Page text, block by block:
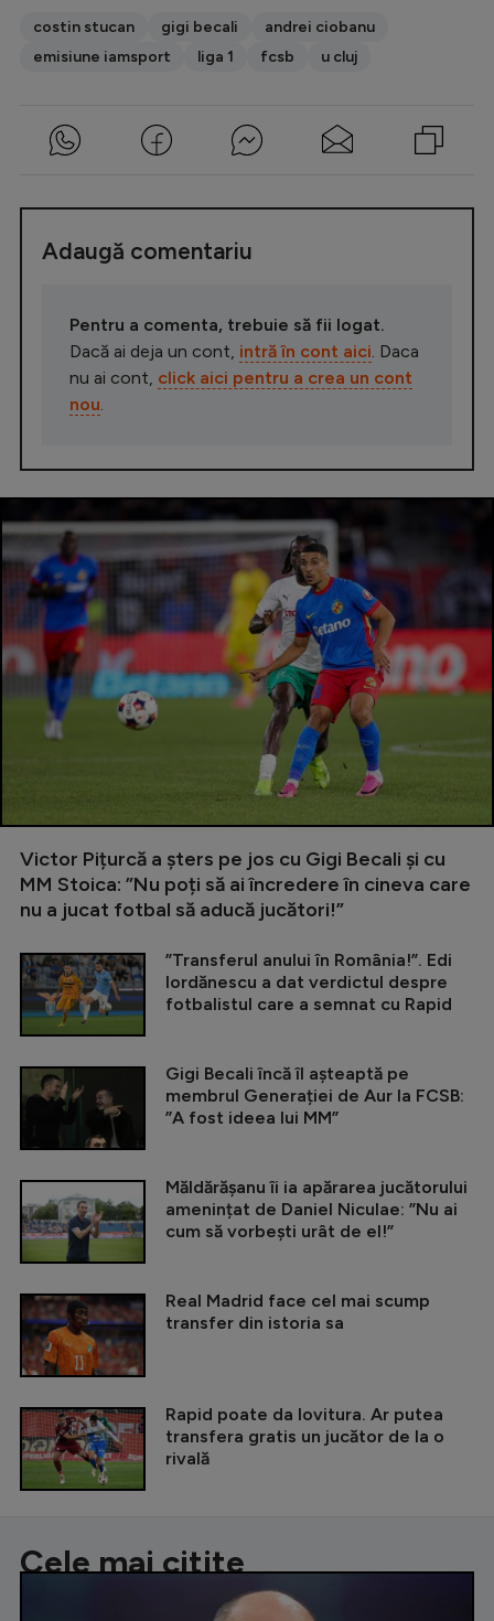
costin stucan gigi becali
andrei ciobanu
emisiune iamsport
liga 1 fcsb u cluj
Adaugă comentariu
Pentru a comenta, trebuie să fii logat.
Dacă ai deja un cont, intră în cont aici. Daca
nu ai cont, click aici pentru a crea un cont
nou.
Victor Pițurcă a șters pe jos cu Gigi Becali și cu
MM Stoica: ”Nu poți să ai încredere în cineva care
nu a jucat fotbal să aducă jucători!”
”Transferul anului în România!”. Edi
Iordănescu a dat verdictul despre
fotbalistul care a semnat cu Rapid
Gigi Becali încă îl așteaptă pe
membrul Generației de Aur la FCSB:
”A fost ideea lui MM”
Măldărășanu îi ia apărarea jucătorului
amenințat de Daniel Niculae: ”Nu ai
cum să vorbești urât de el!”
Real Madrid face cel mai scump
transfer din istoria sa
Rapid poate da lovitura. Ar putea
transfera gratis un jucător de la o
rivală
Cele mai citite